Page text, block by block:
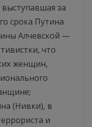
за
срока Путина
Алчевской —
что
женщин,
(Нивки), в
и